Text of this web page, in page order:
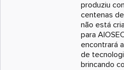
produziu
centenas
não está
para
encontrará
de
brincando